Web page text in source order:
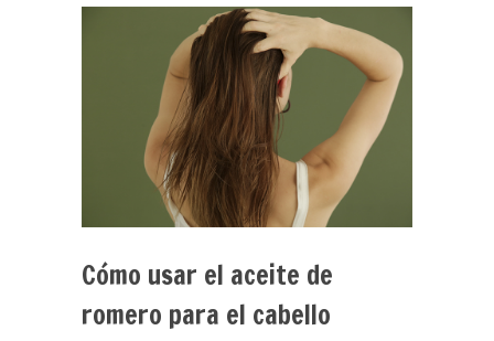
Cómo usar el aceite de
romero para el cabello